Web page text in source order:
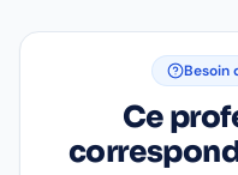
Besoin
Ce